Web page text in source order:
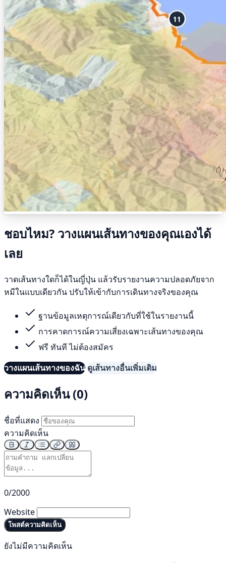
ชอบไหม? วางแผนเส้นทางของคุณเองได้
เลย
วาดเส้นทางใดก็ได้ในญี่ปุ่น แล้วรับรายงานความปลอดภัยจาก
หมีในแบบเดียวกัน ปรับให้เข้ากับการเดินทางจริงของคุณ
ฐานข้อมูลเหตุการณ์เดียวกับที่ใช้ในรายงานนี้
การคาดการณ์ความเสี่ยงเฉพาะเส้นทางของคุณ
ฟรี ทันที ไม่ต้องสมัคร
วางแผนเส้นทางของฉัน ดูเส้นทางอื่นเพิ่มเติม
ความคิดเห็น (0)
ชื่อที่แสดง
ความคิดเห็น
0/2000
Website
โพสต์ความคิดเห็น
ยังไม่มีความคิดเห็น